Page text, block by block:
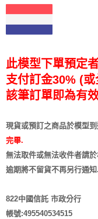
此模型下單預定
支付訂金30% (
該筆訂單即為有
現貨或預訂之商品於模型
完畢.
無法取件或無法收件者請
逾期將不留貨不再另行通知
822中國信託 市政分行
帳號:495540534515